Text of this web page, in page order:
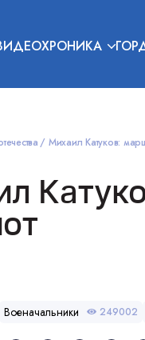
Михаил Катуков:
Военачальники 249002